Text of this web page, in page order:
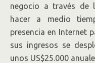
negocio a través de
hacer a medio
presencia en Internet
sus ingresos se
unos US$25.000